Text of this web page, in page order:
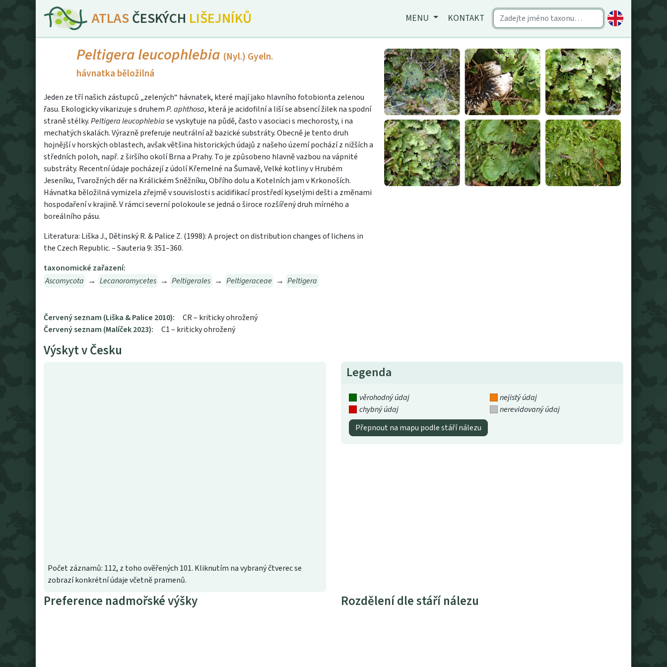
ATLASČESKÝCH LIŠEJNÍKŮ MENU KONTAKT
Peltigera leucophlebia (Nyl.) Gyeln.
hávnatka běložilná
Jeden ze tří našich zástupců „zelených“ hávnatek, které mají jako hlavního fotobionta zelenou
řasu. Ekologicky vikarizuje s druhemP. aphthosa, která je acidofilní a liší se absencí žilek na spodní
straně stélky.Peltigera leucophlebiase vyskytuje na půdě, často v asociaci s mechorosty, i na
mechatých skalách. Výrazně preferuje neutrální až bazické substráty. Obecně je tento druh
hojnější v horských oblastech, avšak většina historických údajů z našeho území pochází z nižších a
středních poloh, např. z širšího okolí Brna a Prahy. To je způsobeno hlavně vazbou na vápnité
substráty. Recentní údaje pocházejí z údolí Křemelné na Šumavě, Velké kotliny v Hrubém
Jeseníku, Tvarožných děr na Králickém Sněžníku, Obřího dolu a Kotelních jam v Krkonoších.
Hávnatka běložilná vymizela zřejmě v souvislosti s acidifikací prostředí kyselými dešti a změnami
hospodaření v krajině. V rámci severní polokoule se jedná o široce rozšířený druh mírného a
boreálního pásu.
Literatura: Liška J., Dětinský R. & Palice Z. (1998): A project on distribution changes of lichens in
the Czech Republic. – Sauteria 9: 351–360.
taxonomické zařazení:
Ascomycota → Lecanoromycetes → Peltigerales → Peltigeraceae → Peltigera
Červený seznam (Liška & Palice 2010):
CR – kriticky ohrožený
Červený seznam (Malíček 2023):
C1 – kriticky ohrožený
Výskyt v Česku
Počet záznamů: 112, z toho ověřených 101. Kliknutím na vybraný čtverec se
zobrazí konkrétní údaje včetně pramenů.
Legenda
věrohodný údaj
nejistý údaj
chybný údaj
nerevidovaný údaj
Přepnout na mapu podle stáří nálezu
Preference nadmořské výšky Rozdělení dle stáří nálezu